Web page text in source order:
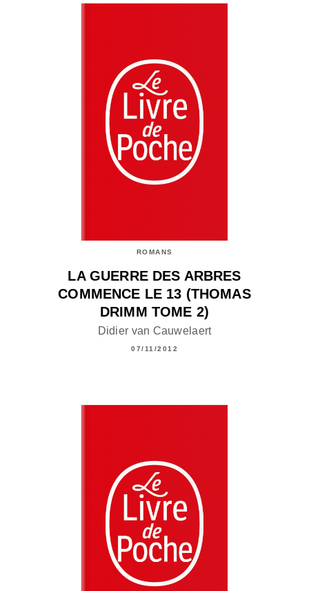
ROMANS
LA GUERRE DES ARBRES
COMMENCE LE 13 (THOMAS
DRIMM TOME 2)
Didier van Cauwelaert
07/11/2012